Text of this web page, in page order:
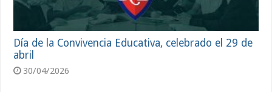
Día de la Convivencia Educativa, celebrado el 29 de
abril
30/04/2026